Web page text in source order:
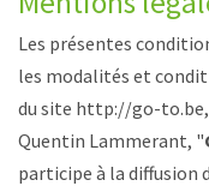
Les présentes
les modalités et
du site http://go-to.be
Quentin Lammerant, "
participe à la diffusion